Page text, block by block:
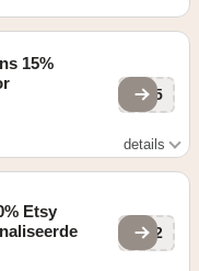
15%
Tq5
details
Etsy
GD2